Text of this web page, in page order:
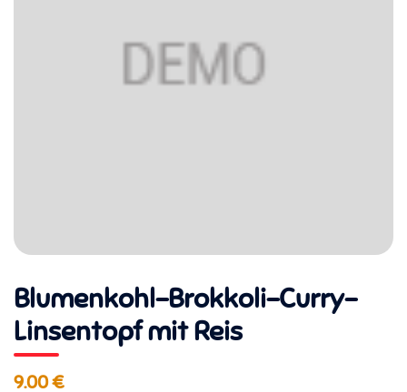
Blumenkohl-Brokkoli-Curry-
Linsentopf mit Reis
9.00 €